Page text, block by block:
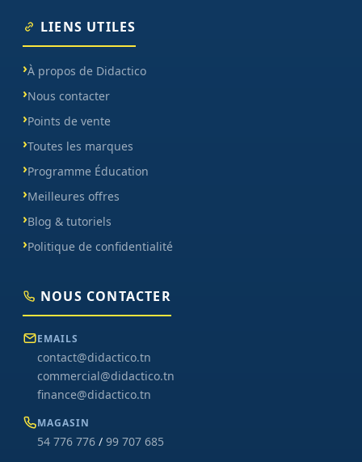
LIENS UTILES
À propos de Didactico
Nous contacter
Points de vente
Toutes les marques
Programme Éducation
Meilleures offres
Blog & tutoriels
Politique de confidentialité
NOUS CONTACTER
EMAILS
contact@didactico.tn
commercial@didactico.tn
finance@didactico.tn
MAGASIN
54 776 776 / 99 707 685